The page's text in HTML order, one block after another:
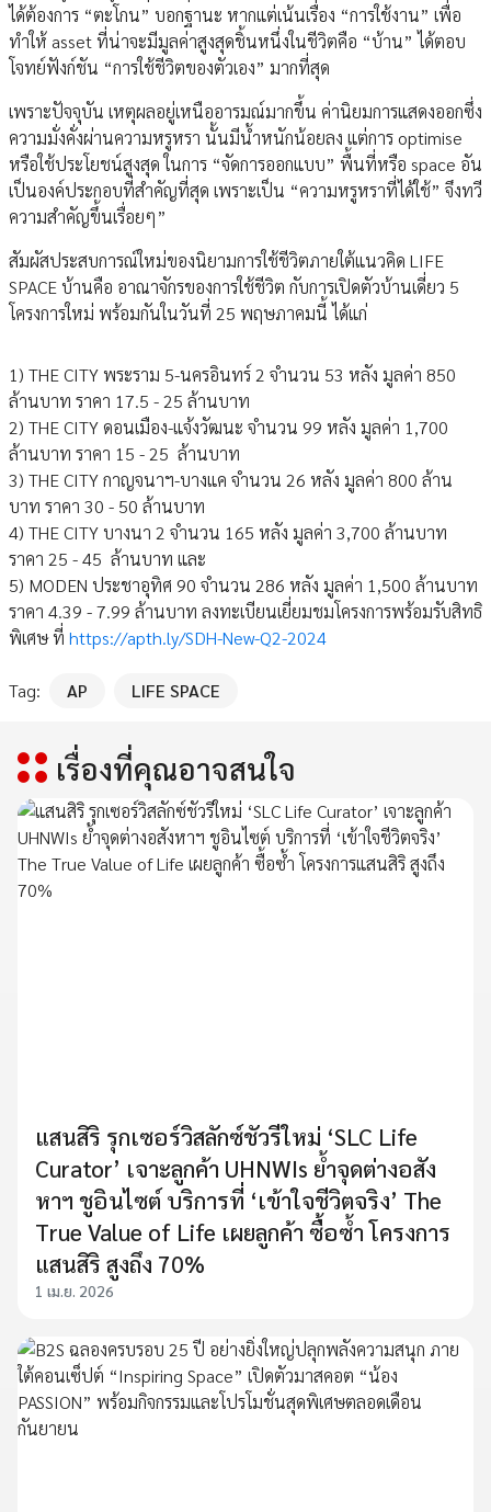
ได้ต้องการ “ตะโกน” บอกฐานะ หากแต่เน้นเรื่อง “การใช้งาน” เพื่อ
ทำให้ asset ที่น่าจะมีมูลค่าสูงสุดชิ้นหนึ่งในชีวิตคือ “บ้าน” ได้ตอบ
โจทย์ฟังก์ชัน “การใช้ชีวิตของตัวเอง” มากที่สุด
เพราะปัจจุบัน เหตุผลอยู่เหนืออารมณ์มากขึ้น ค่านิยมการแสดงออกซึ่ง
ความมั่งคั่งผ่านความหรูหรา นั้นมีน้ำหนักน้อยลง แต่การ optimise
หรือใช้ประโยชน์สูงสุด ในการ “จัดการออกแบบ” พื้นที่หรือ space อัน
เป็นองค์ประกอบที่สำคัญที่สุด เพราะเป็น “ความหรูหราที่ได้ใช้” จึงทวี
ความสำคัญขึ้นเรื่อยๆ”
สัมผัสประสบการณ์ใหม่ของนิยามการใช้ชีวิตภายใต้แนวคิด LIFE
SPACE บ้านคือ อาณาจักรของการใช้ชีวิต กับการเปิดตัวบ้านเดี่ยว 5
โครงการใหม่ พร้อมกันในวันที่ 25 พฤษภาคมนี้ ได้แก่
1) THE CITY พระราม 5-นครอินทร์ 2 จำนวน 53 หลัง มูลค่า 850
ล้านบาท ราคา 17.5 - 25 ล้านบาท
2) THE CITY ดอนเมือง-แจ้งวัฒนะ จำนวน 99 หลัง มูลค่า 1,700
ล้านบาท ราคา 15 - 25 ล้านบาท
3) THE CITY กาญจนาฯ-บางแค จำนวน 26 หลัง มูลค่า 800 ล้าน
บาท ราคา 30 - 50 ล้านบาท
4) THE CITY บางนา 2 จำนวน 165 หลัง มูลค่า 3,700 ล้านบาท
ราคา 25 - 45 ล้านบาท และ
5) MODEN ประชาอุทิศ 90 จำนวน 286 หลัง มูลค่า 1,500 ล้านบาท
ราคา 4.39 - 7.99 ล้านบาท ลงทะเบียนเยี่ยมชมโครงการพร้อมรับสิทธิ
พิเศษ ที่ https://apth.ly/SDH-New-Q2-2024
Tag: AP LIFE SPACE
เรื่องที่คุณอาจสนใจ
แสนสิริ รุกเซอร์วิสลักซ์ชัวรีใหม่ ‘SLC Life
Curator’ เจาะลูกค้า UHNWIs ย้ำจุดต่างอสัง
หาฯ ชูอินไซต์ บริการที่ ‘เข้าใจชีวิตจริง’ The
True Value of Life เผยลูกค้า ซื้อซ้ำ โครงการ
แสนสิริ สูงถึง 70%
1 เม.ย. 2026